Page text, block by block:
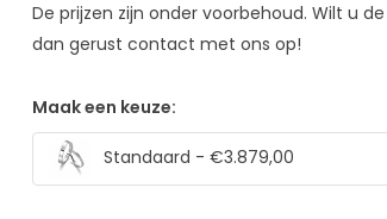
De prijzen zijn onder voorbehoud. Wilt u
dan gerust contact met ons op!
Maak een keuze:
Standaard - €3.879,00